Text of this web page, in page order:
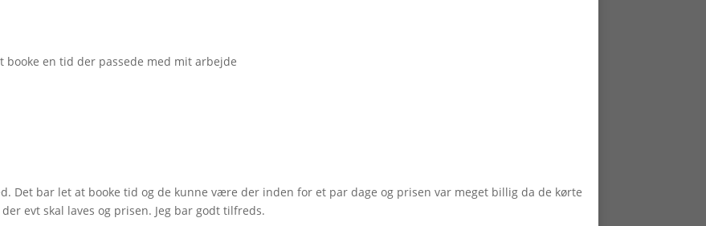
en tid der passede med mit arbejde
Det bar let at booke tid og de kunne være der inden for et par dage og prisen var meget billig da de kørte
evt skal laves og prisen. Jeg bar godt tilfreds.